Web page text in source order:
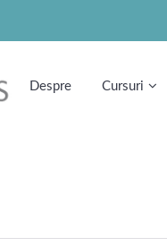
Despre Cursuri